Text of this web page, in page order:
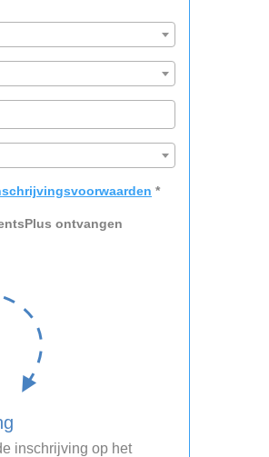
*
ontvangen
inschrijving op het